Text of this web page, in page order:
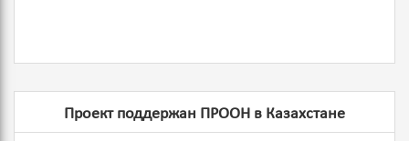
Проект поддержан ПРООН в Казахстане